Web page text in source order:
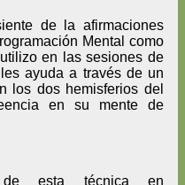
de la afirmaciones
Mental como
en las sesiones de
ayuda a través de un
los dos hemisferios del
en su mente de
de esta técnica en